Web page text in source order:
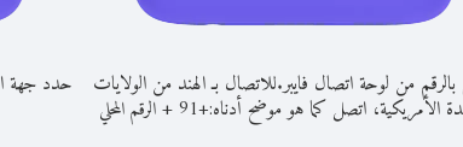
من لوحة اتصال فايبر.للاتصال بـ الهند من الولايات
الأمريكية، اتصل كما هو موضح أدناه:+
91
+الرقم المحلي
حدد جهة